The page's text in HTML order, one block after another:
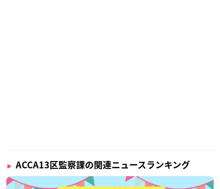
ACCA13区監察課の関連ニュースランキング